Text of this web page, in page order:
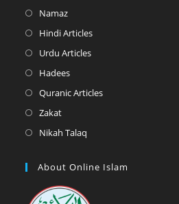
tab
NamazOpens
in
tab
Hindi ArticlesOpens
tab
Urdu ArticlesOpens
HadeesOpens
in
tab
Quranic ArticlesOpens
ZakatOpens
in
new
Nikah Talaq
a
tab
About Online Islam